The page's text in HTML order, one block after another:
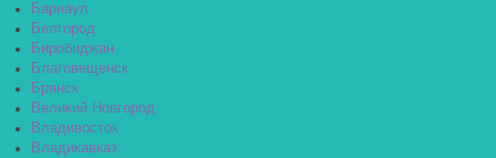
Барнаул
Белгород
Биробиджан
Благовещенск
Брянск
Великий Новгород
Владивосток
Владикавказ